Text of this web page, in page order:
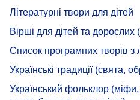
Літературні твори для дітей
Вірші для дітей та
Список програмних творів з
Українські традиції (свята,
Український фольклор (міфи,